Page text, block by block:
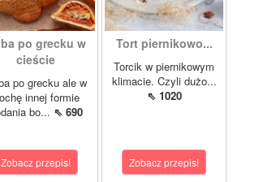
po grecku w
cieście
po grecku ale w
innej formie
bo... ⇖ 690
Zobacz przepis!
Tort piernikowo...
Torcik w piernikowym
klimacie. Czyli dużo...
⇖ 1020
Zobacz przepis!